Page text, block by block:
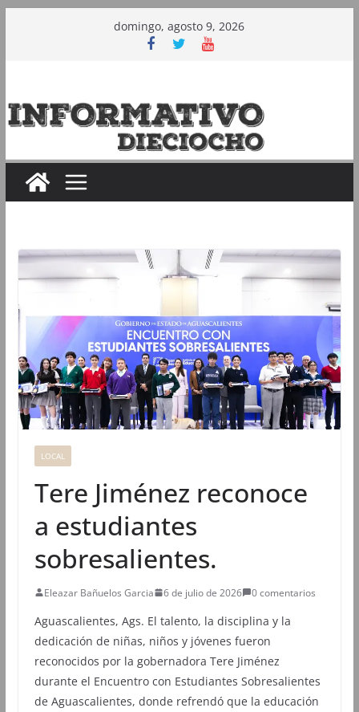
domingo, agosto 9, 2026
LOCAL
Tere Jiménez reconoce
a estudiantes
sobresalientes.
Eleazar Bañuelos Garcia 6 de julio de 2026 0 comentarios
Aguascalientes, Ags. El talento, la disciplina y la
dedicación de niñas, niños y jóvenes fueron
reconocidos por la gobernadora Tere Jiménez
durante el Encuentro con Estudiantes Sobresalientes
de Aguascalientes, donde refrendó que la educación